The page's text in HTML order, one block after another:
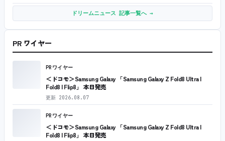
ドリームニュース 記事一覧へ →
PR ワイヤー
PRワイヤー
＜ドコモ＞Samsung Galaxy 「Samsung Galaxy Z Fold8 Ultra |
Fold8 | Flip8」 本日発売
更新 2026.08.07
PRワイヤー
＜ドコモ＞Samsung Galaxy 「Samsung Galaxy Z Fold8 Ultra |
Fold8 | Flip8」 本日発売